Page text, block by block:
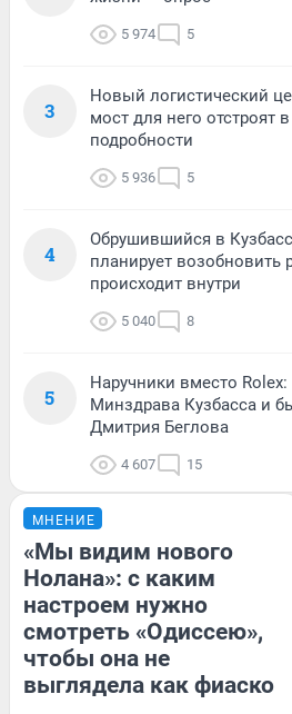
5 974 5
3
Новый логистический
мост для него отстроят
подробности
5 936 5
4
Обрушившийся в
планирует возобновить
происходит внутри
5 040 8
5
Наручники вместо Rolex:
Минздрава Кузбасса и
Дмитрия Беглова
4 607 15
МНЕНИЕ
«Мы видим нового
Нолана»: с каким
настроем нужно
смотреть «Одиссею»,
чтобы она не
выглядела как фиаско